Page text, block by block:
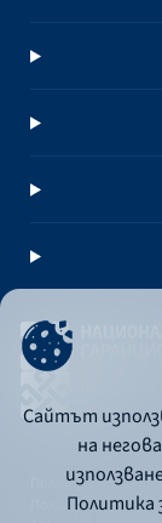
Политика за
Политика за
Сайтът
на
Политика